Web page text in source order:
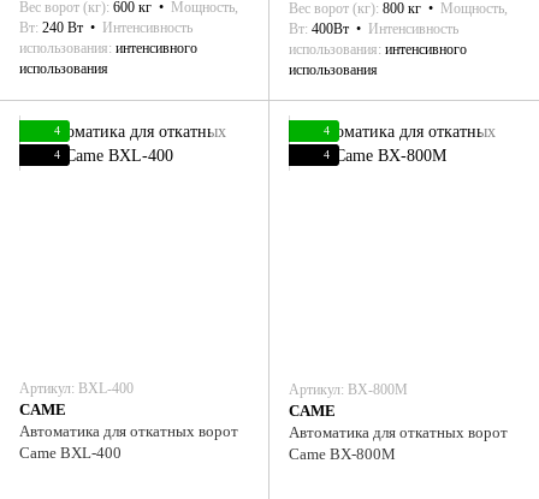
Вес ворот (кг) 600 кг
Мощность,
Вт 240 Вт
Интенсивность
использования интенсивного
использования
Вес ворот (кг) 800 кг
Мощность,
Вт 400Вт
Интенсивность
использования интенсивного
использования
4
4
Артикул: ВХL-400
CAME
Автоматика для откатных ворот
Came ВХL-400
4
4
Артикул: ВХ-800М
CAME
Автоматика для откатных ворот
Came ВХ-800М